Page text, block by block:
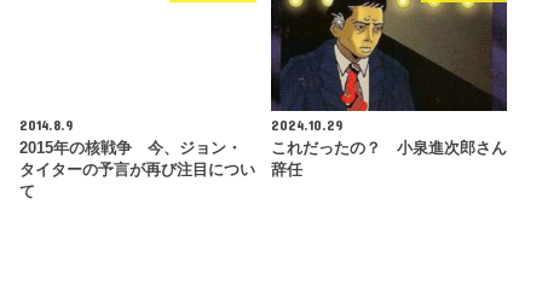
2014.8.9
2015年の核戦争 今、ジョン・
タイターの予言が再び注目につい
て
2024.10.29
これだったの？ 小泉進次郎さん
辞任